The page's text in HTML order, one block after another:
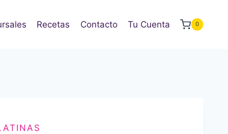
Recetas Contacto Tu Cuenta 0